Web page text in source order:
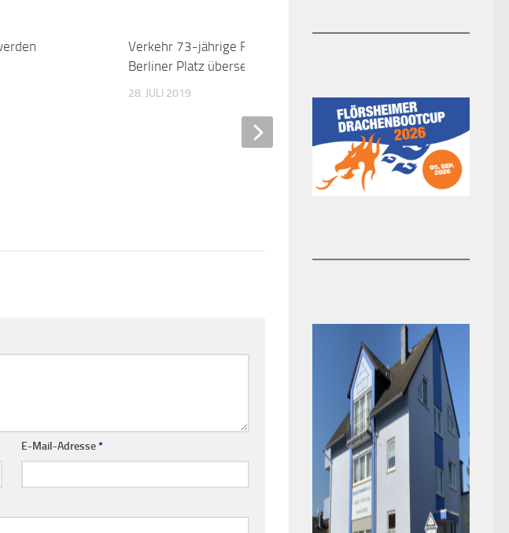
Verkehr 73-jährige Fußgängerin am
Berliner Platz übersehen
28. JULI 2019
Online-Umfrage zur
Flörsheim am Main
E-Mail-Adresse*